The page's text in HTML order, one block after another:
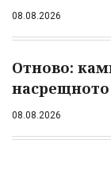
08.08.2026
Отново:
08.08.2026